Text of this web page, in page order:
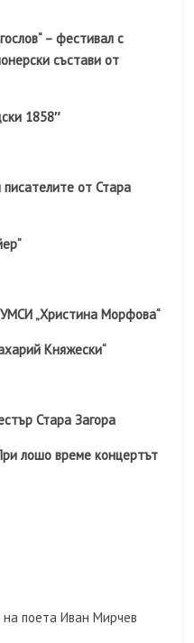
– фестивал с
състави от
1858″
от Стара
„Христина Морфова“
Княжески“
Стара Загора
лошо време концертът
на поета Иван Мирчев